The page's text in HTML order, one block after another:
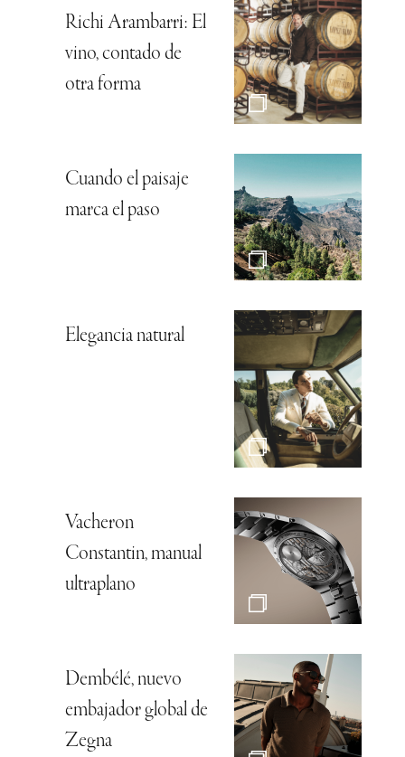
Richi Arambarri: El
vino, contado de
otra forma
Cuando el paisaje
marca el paso
Elegancia natural
Vacheron
Constantin, manual
ultraplano
Dembélé, nuevo
embajador global de
Zegna